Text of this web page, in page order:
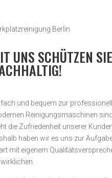
Berlin
UNS SCHÜTZEN
und bequem zur
Reinigungsmaschinen
die Zufriedenheit unserer
haben wir es uns zur
mit eigenem